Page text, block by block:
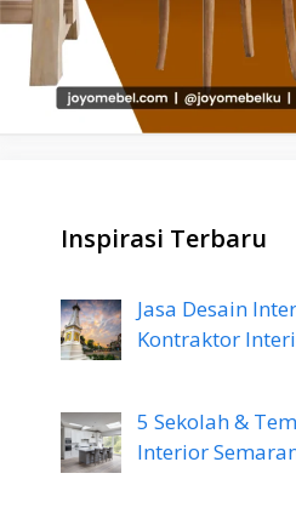
Inspirasi Terbaru
Jasa Desain
Kontraktor
5 Sekolah &
Interior